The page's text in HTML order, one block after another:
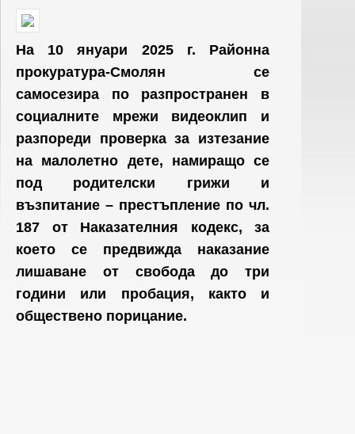
На 10 януари 2025 г. Районна
прокуратура-Смолян се
самосезира по разпространен в
социалните мрежи видеоклип и
разпореди проверка за изтезание
на малолетно дете, намиращо се
под родителски грижи и
възпитание – престъпление по чл.
187 от Наказателния кодекс, за
което се предвижда наказание
лишаване от свобода до три
години или пробация, както и
обществено порицание.